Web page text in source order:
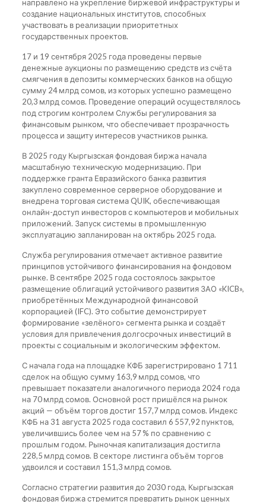
направлено на укрепление биржевой инфраструктуры и
создание национальных институтов, способных
участвовать в реализации приоритетных
государственных проектов.
17 и 19 сентября 2025 года проведены первые
денежные аукционы по размещению средств из счёта
смягчения в депозиты коммерческих банков на общую
сумму 24 млрд сомов, из которых успешно размещено
20,3 млрд сомов. Проведение операций осуществлялось
под строгим контролем Службы регулирования за
финансовым рынком, что обеспечивает прозрачность
процесса и защиту интересов участников рынка.
В 2025 году Кыргызская фондовая биржа начала
масштабную техническую модернизацию. При
поддержке гранта Евразийского банка развития
закуплено современное серверное оборудование и
внедрена торговая система QUIK, обеспечивающая
онлайн-доступ инвесторов с компьютеров и мобильных
приложений. Запуск системы в промышленную
эксплуатацию запланирован на октябрь 2025 года.
Служба регулирования отмечает активное развитие
принципов устойчивого финансирования на фондовом
рынке. В сентябре 2025 года состоялось закрытое
размещение облигаций устойчивого развития ЗАО «KICB»,
приобретённых Международной финансовой
корпорацией (IFC). Это событие демонстрирует
формирование «зелёного» сегмента рынка и создаёт
условия для привлечения долгосрочных инвестиций в
проекты с социальным и экологическим эффектом.
С начала года на площадке КФБ зарегистрировано 1 711
сделок на общую сумму 163,9 млрд сомов, что
превышает показатели аналогичного периода 2024 года
на 70 млрд сомов. Основной рост пришёлся на рынок
акций — объём торгов достиг 157,7 млрд сомов. Индекс
КФБ на 31 августа 2025 года составил 6 557,92 пунктов,
увеличившись более чем на 57 % по сравнению с
прошлым годом. Рыночная капитализация достигла
228,5 млрд сомов. В секторе листинга объём торгов
удвоился и составил 151,3 млрд сомов.
Согласно стратегии развития до 2030 года, Кыргызская
фондовая биржа стремится превратить рынок ценных